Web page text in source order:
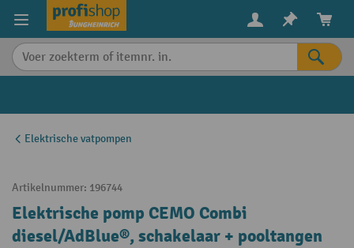
content
Elektrische vatpompen
Artikelnummer: 196744
Elektrische pomp CEMO Combi
diesel/AdBlue®, schakelaar + pooltangen